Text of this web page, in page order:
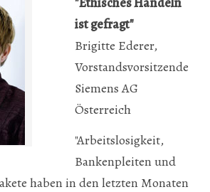
ist gefragt"
Brigitte Ederer,
Vorstandsvorsitzende
Siemens AG
Österreich
"Arbeitslosigkeit,
Bankenpleiten und
haben in den letzten Monaten